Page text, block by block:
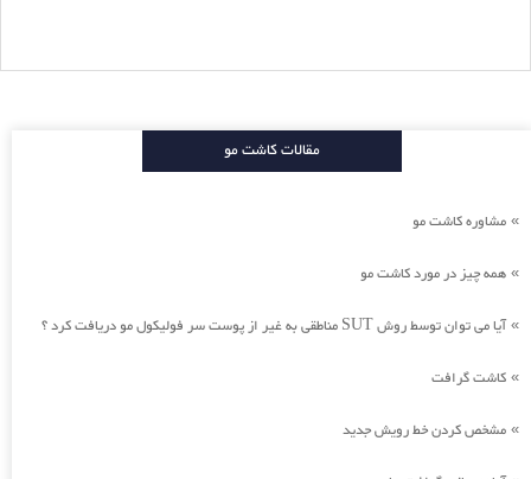
مقالات کاشت مو
» مشاوره کاشت مو
» همه چیز در مورد کاشت مو
»آیا می توان توسط روش SUT مناطقی به غیر از پوست سر فولیکول مو دریافت کرد ؟
» کاشت گرافت
» مشخص کردن خط رویش جدید